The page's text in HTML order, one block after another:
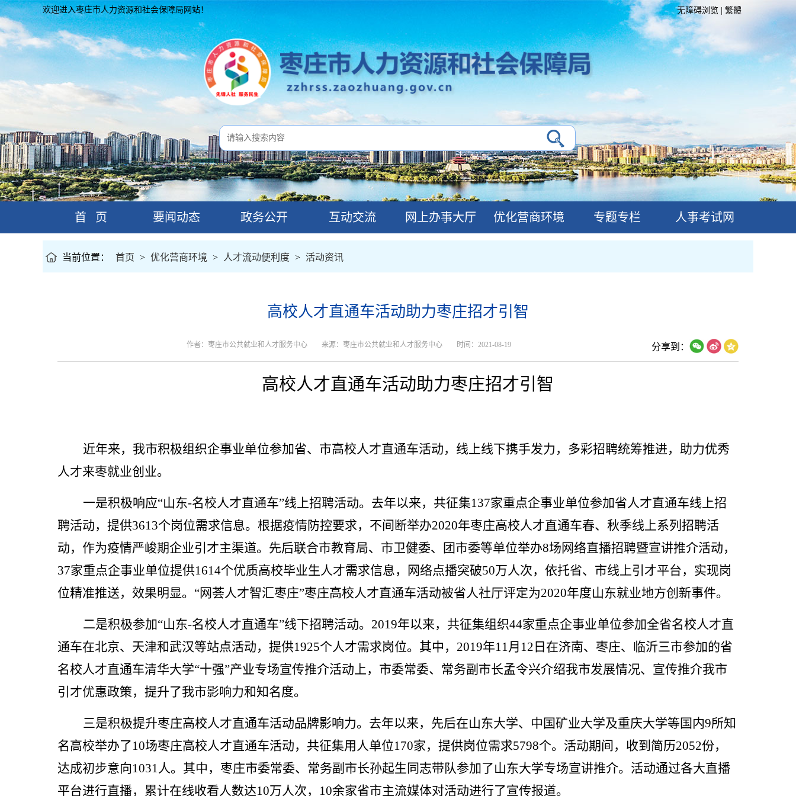
欢迎进入枣庄市人力资源和社会保障局网站！ 无障碍浏览 繁體
首 页 要闻动态 政务公开 互动交流 网上办事大厅 优化营商环境 专题专栏 人事考试网
当前位置： 首页 > 优化营商环境 > 人才流动便利度 > 活动资讯
高校人才直通车活动助力枣庄招才引智
作者：枣庄市公共就业和人才服务中心 来源：枣庄市公共就业和人才服务中心 时间：2021-08-19 分享到：
高校人才直通车活动助力枣庄招才引智
近年来，我市积极组织企事业单位参加省、市高校人才直通车活动，线上线下携手发力，多彩招聘统筹推进，助力优秀
人才来枣就业创业。
一是积极响应“山东-名校人才直通车”线上招聘活动。 去年以来，共征集137家重点企事业单位参加省人才直通车线上招
聘活动，提供3613个岗位需求信息。根据疫情防控要求，不间断举办2020年枣庄高校人才直通车春、秋季线上系列招聘活
动，作为疫情严峻期企业引才主渠道。 先后联合市教育局、市卫健委、团市委等单位举办8场网络直播招聘暨宣讲推介活动，
37家重点企事业单位提供1614个优质高校毕业生人才需求信息，网络点播突破50万人次，依托省、市线上引才平台，实现岗
位精准推送，效果明显。“网荟人才智汇枣庄”枣庄高校人才直通车活动被省人社厅评定为2020年度山东就业地方创新事件。
二是积极参加“山东-名校人才直通车”线下招聘活动。 2019年以来，共征集组织44家重点企事业单位参加全省名校人才直
通车在北京、天津和武汉等站点活动，提供1925个人才需求岗位。其中，2019年11月12日在济南、枣庄、临沂三市参加的省
名校人才直通车清华大学“十强”产业专场宣传推介活动上，市委常委、常务副市长孟令兴介绍我市发展情况、宣传推介我市
引才优惠政策，提升了我市影响力和知名度。
三是积极提升枣庄高校人才直通车活动品牌影响力。 去年以来，先后在山东大学、中国矿业大学及重庆大学等国内9所知
名高校举办了10场枣庄高校人才直通车活动，共征集用人单位170家，提供岗位需求5798个。活动期间，收到简历2052份，
达成初步意向1031人。其中，枣庄市委常委、常务副市长孙起生同志带队参加了山东大学专场宣讲推介。活动通过各大直播
平台进行直播，累计在线收看人数达10万人次，10余家省市主流媒体对活动进行了宣传报道。